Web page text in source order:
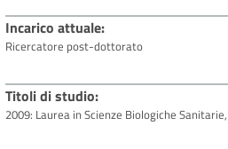
Incarico attuale
Ricercatore post-dottorato
Titoli di studio
2009: Laurea in Scienze Biologiche